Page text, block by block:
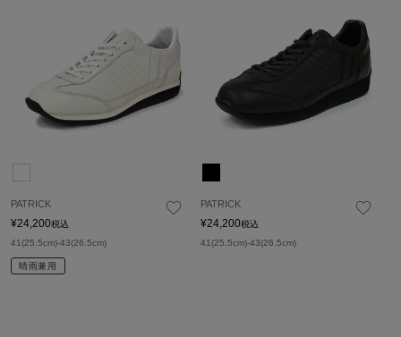
PATRICK
¥24,200税込
41(25.5cm)-43(26.5cm)
晴雨兼用
PATRICK
¥24,200税込
41(25.5cm)-43(26.5cm)